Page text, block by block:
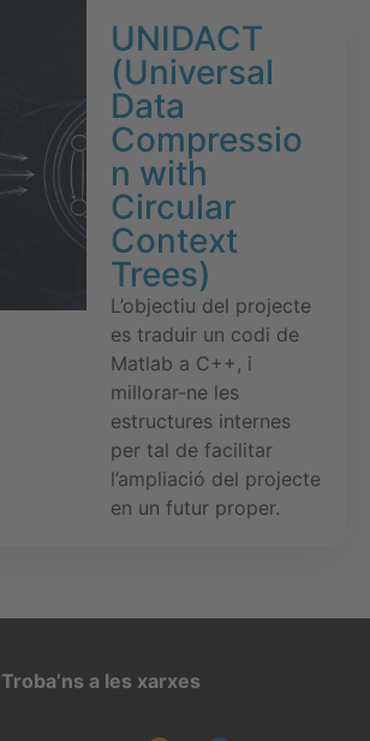
UNIDACT
(Universal
Data
Compressio
n with
Circular
Context
Trees)
L’objectiu del projecte
es traduir un codi de
Matlab a C++, i
millorar-ne les
estructures internes
per tal de facilitar
l’ampliació del projecte
en un futur proper.
Troba’ns a les xarxes